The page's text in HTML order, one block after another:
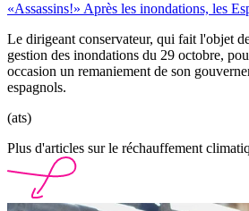
«Assassins!» Après les inondations, les
Le dirigeant conservateur, qui fait l'objet
gestion des inondations du 29 octobre,
occasion un remaniement de son
espagnols.
(ats)
Plus d'articles sur le réchauffement